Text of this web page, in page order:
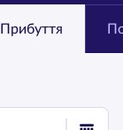
Прибуття